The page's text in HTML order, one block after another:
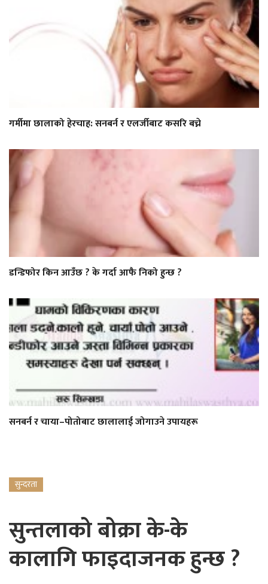
गर्मीमा छालाको हेरचाह: सनबर्न र एलर्जीबाट कसरि बच्ने
डन्डिफोर किन आउँछ ? के गर्दा आफै निको हुन्छ ?
सनबर्न र चाया–पोतोबाट छालालाई जोगाउने उपायहरू
सुन्दरता
सुन्तलाको बोक्रा के-के
कालागि फाइदाजनक हुन्छ ?